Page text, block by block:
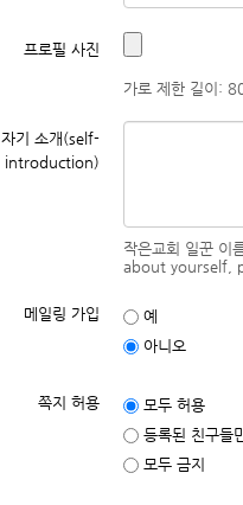
프로필 사진
가로 제한 길이:
자기 소개(self-
introduction)
작은교회 일꾼
about yourself,
메일링 가입
예
아니오
쪽지 허용
모두 허용
등록된 친구들
모두 금지